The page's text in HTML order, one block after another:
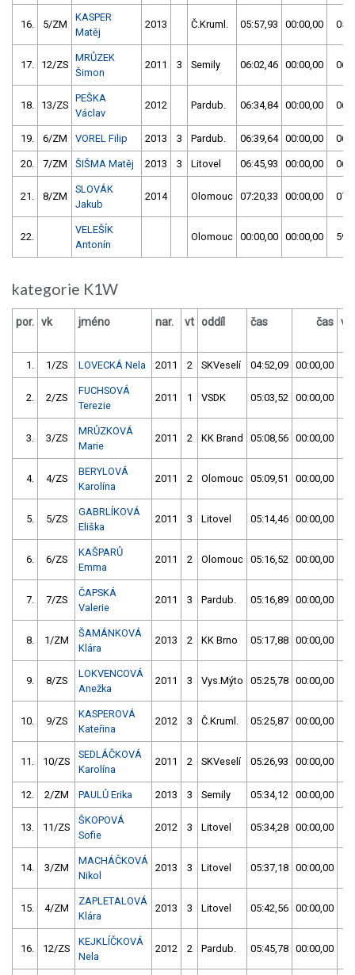
16. 5/ZM
KASPER
Matěj
2013 Č.Kruml. 05:57,93 00:00,00
17. 12/ZS
MRŮZEK
Šimon
2011 3 Semily 06:02,46 00:00,00
18. 13/ZS
PEŠKA
Václav
2012 Pardub. 06:34,84 00:00,00
19. 6/ZM VOREL Filip 2013 3 Pardub. 06:39,64 00:00,00
20. 7/ZM ŠIŠMA Matěj 2013 3 Litovel 06:45,93 00:00,00
21. 8/ZM
SLOVÁK
Jakub
2014 Olomouc 07:20,33 00:00,00
22.
VELEŠÍK
Antonín
Olomouc 00:00,00 00:00,00
kategorie K1W
por. vk jméno nar. vt oddíl čas čas
1. 1/ZS LOVECKÁ Nela 2011 2 SKVeselí 04:52,09 00:00,00
2. 2/ZS
FUCHSOVÁ
Terezie
2011 1 VSDK 05:03,52 00:00,00
3. 3/ZS
MRŮZKOVÁ
Marie
2011 2 KK Brand 05:08,56 00:00,00
4. 4/ZS
BERYLOVÁ
Karolína
2011 2 Olomouc 05:09,51 00:00,00
5. 5/ZS
GABRLÍKOVÁ
Eliška
2011 3 Litovel 05:14,46 00:00,00
6. 6/ZS
KAŠPARŮ
Emma
2011 2 Olomouc 05:16,52 00:00,00
7. 7/ZS
ČAPSKÁ
Valerie
2011 3 Pardub. 05:16,89 00:00,00
8. 1/ZM
ŠAMÁNKOVÁ
Klára
2013 2 KK Brno 05:17,88 00:00,00
9. 8/ZS
LOKVENCOVÁ
Anežka
2011 3 Vys.Mýto 05:25,78 00:00,00
10. 9/ZS
KASPEROVÁ
Kateřina
2012 3 Č.Kruml. 05:25,87 00:00,00
11. 10/ZS
SEDLÁČKOVÁ
Karolína
2011 2 SKVeselí 05:26,93 00:00,00
12. 2/ZM PAULŮ Erika 2013 3 Semily 05:34,12 00:00,00
13. 11/ZS
ŠKOPOVÁ
Sofie
2012 3 Litovel 05:34,28 00:00,00
14. 3/ZM
MACHÁČKOVÁ
Nikol
2013 3 Litovel 05:37,18 00:00,00
15. 4/ZM
ZAPLETALOVÁ
Klára
2013 3 Litovel 05:42,56 00:00,00
16. 12/ZS
KEJKLÍČKOVÁ
Nela
2012 2 Pardub. 05:45,78 00:00,00